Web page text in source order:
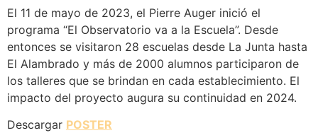
El 11 de mayo de 2023, el Pierre Auger inició el
programa “El Observatorio va a la Escuela”. Desde
entonces se visitaron 28 escuelas desde La Junta hasta
El Alambrado y más de 2000 alumnos participaron de
los talleres que se brindan en cada establecimiento. El
impacto del proyecto augura su continuidad en 2024.
Descargar POSTER